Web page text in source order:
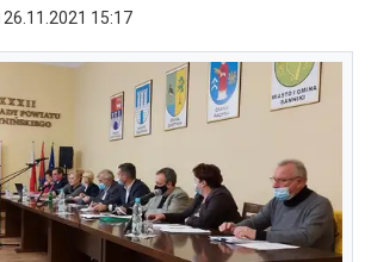
26.11.2021 15:17